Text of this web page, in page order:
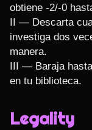
obtiene -2/-0
II — Descarta
investiga dos
manera.
III — Baraja
en tu biblioteca.
Legality